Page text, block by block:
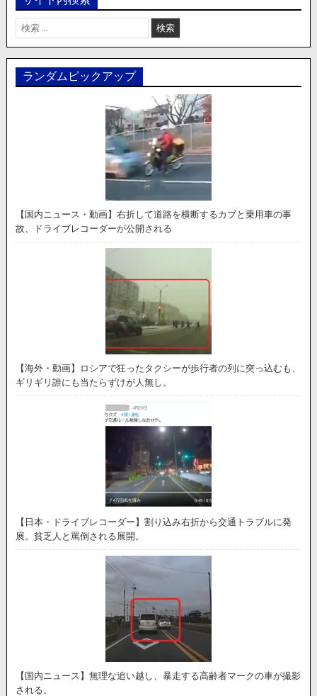
検
索:
ランダムピックアップ
【国内ニュース・動画】右折して道路を横断するカブと乗用車の事
故、ドライブレコーダーが公開される
【海外・動画】ロシアで狂ったタクシーが歩行者の列に突っ込むも、
ギリギリ誰にも当たらずけが人無し。
【日本・ドライブレコーダー】割り込み右折から交通トラブルに発
展。貧乏人と罵倒される展開。
【国内ニュース】無理な追い越し、暴走する高齢者マークの車が撮影
される。